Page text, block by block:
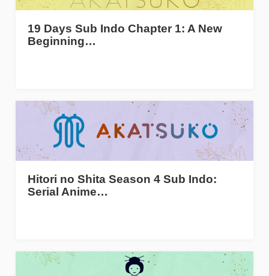
19 Days Sub Indo Chapter 1: A New
Beginning…
Hitori no Shita Season 4 Sub Indo:
Serial Anime…